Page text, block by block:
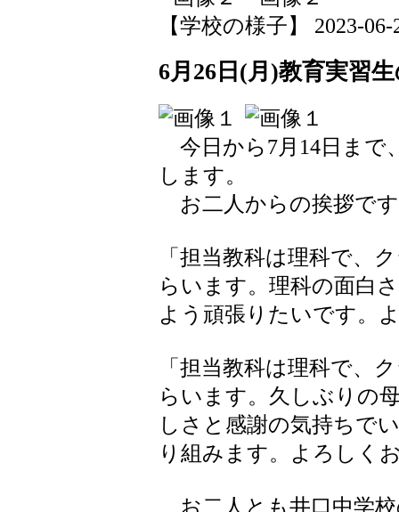
【学校の様子】 2023-
6月26日(月)教育実習
今日から7月14日まで
します。
お二人からの挨拶で
「担当教科は理科で、
らいます。理科の面白
よう頑張りたいです。
「担当教科は理科で、
らいます。久しぶりの
しさと感謝の気持ちで
り組みます。よろしく
お二人とも井口中学